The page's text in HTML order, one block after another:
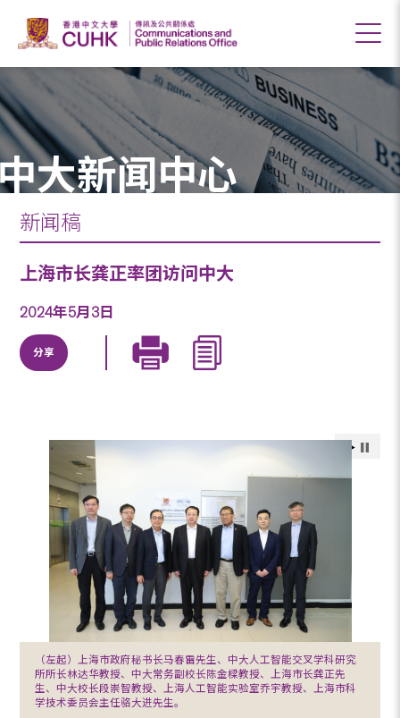
大新闻中心
新闻稿
上海市长龚正率团访问中大
2024年5月3日
分享
（左起）上海市政府秘书长马春雷先生、中大人工智能交叉学科研究
所所长林达华教授、中大常务副校长陈金樑教授、上海市长龚正先
生、中大校长段崇智教授、上海人工智能实验室乔宇教授、上海市科
学技术委员会主任骆大进先生。